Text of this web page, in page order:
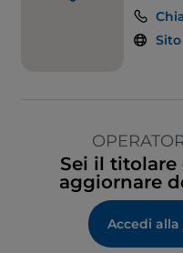
Sei il
aggiornare
Accedi